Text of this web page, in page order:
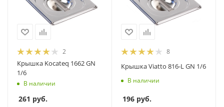
2
Крышка Kocateq 1662 GN
1/6
В наличии
261 руб.
8
Крышка Viatto 816-L GN 1/6
В наличии
196 руб.